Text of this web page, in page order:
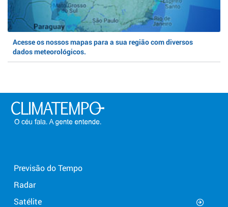
Acesse os nossos mapas para a sua região com diversos
dados meteorológicos.
Previsão do Tempo
Radar
Satélite